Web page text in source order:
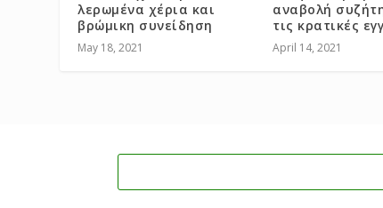
λερωμένα χέρια και
βρώμικη συνείδηση
May 18, 2021
αναβολή
τις κρατικές
April 14, 2021